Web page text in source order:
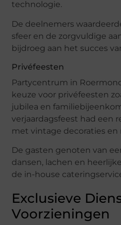
technologie.
De deelnemers
sfeer en de zorgvuldige
bijdroeg aan het succes
Privéfeesten
Partycentrum in
keuze voor privéfeesten
jubilea en
verjaardagsfeest had een
met vintage decoraties en
De gasten genoten van
dansen, lachen en
de in-house
Exclusieve
Voorzieningen